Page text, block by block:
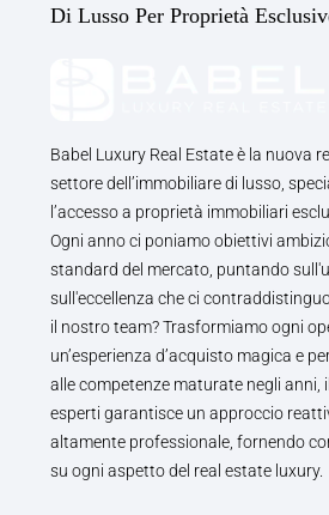
Di Lusso Per Proprietà
Babel Luxury Real Estate è la nuova
settore dell’immobiliare di lusso,
l’accesso a proprietà immobiliari
Ogni anno ci poniamo obiettivi
standard del mercato, puntando
sull'eccellenza che ci
il nostro team? Trasformiamo ogni
un’esperienza d’acquisto magica e
alle competenze maturate negli anni,
esperti garantisce un approccio
altamente professionale, fornendo
su ogni aspetto del real estate luxury.